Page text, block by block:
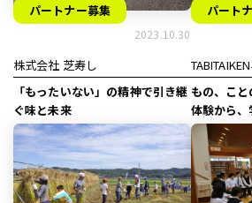
パートナー募集
2023.10.30
株式会社 芝寿し
「もったいない」の精神で引き継
ぐ味と未来
パート
もの、こ
体験から